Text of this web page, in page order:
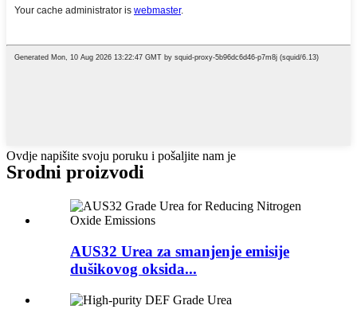
Ovdje napišite svoju poruku i pošaljite nam je
Srodni proizvodi
AUS32 Urea za smanjenje emisije
dušikovog oksida...